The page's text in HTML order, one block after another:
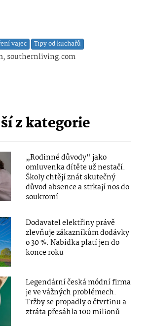
vajec Tipy od kuchařů
southernliving.com
z kategorie
„Rodinné důvody“ jako
omluvenka dítěte už nestačí.
Školy chtějí znát skutečný
důvod absence a strkají nos do
soukromí
Dodavatel elektřiny právě
zlevňuje zákazníkům dodávky
o 30 %. Nabídka platí jen do
konce roku
Legendární česká módní firma
je ve vážných problémech.
Tržby se propadly o čtvrtinu a
ztráta přesáhla 100 milionů